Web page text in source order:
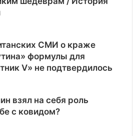
СМИ о краже
формулы для
V» не подтвердилось
взял на себя роль
с ковидом?